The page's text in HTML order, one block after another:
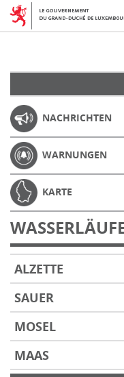
NACHRICHTEN
WARNUNGEN
KARTE
ALZETTE
SAUER
MOSEL
MAAS